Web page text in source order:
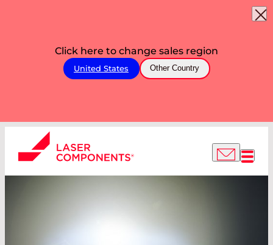
Click here to change sales region
United States Other Country